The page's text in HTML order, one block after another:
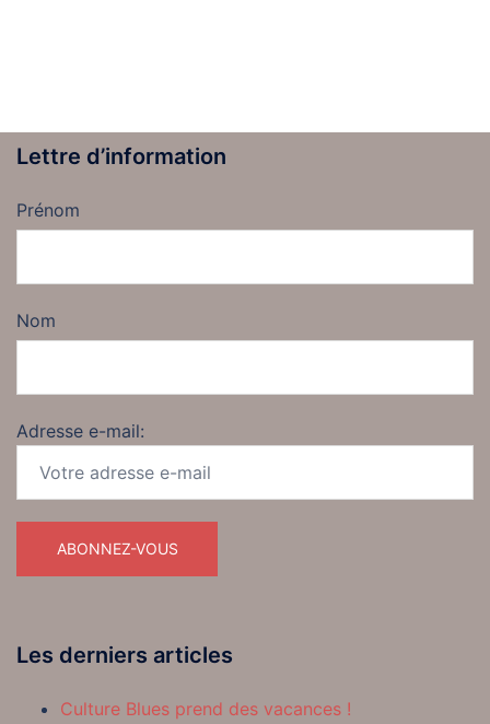
Lettre d’information
Prénom
Nom
Adresse e-mail:
Les derniers articles
Culture Blues prend des vacances !